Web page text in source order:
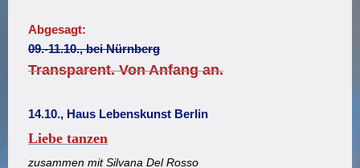
Abgesagt:
09.-11.10., bei Nürnberg
Transparent. Von Anfang an.
14.10., Haus Lebenskunst Berlin
Liebe tanzen
zusammen mit Silvana Del Rosso